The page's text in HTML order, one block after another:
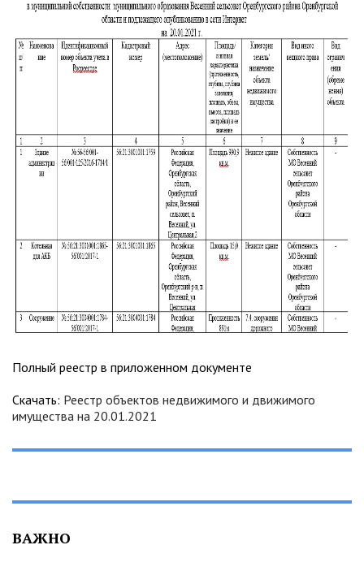
Полный реестр в приложенном документе
Скачать: Реестр объектов недвижимого и движимого
имущества на 20.01.2021
ВАЖНО